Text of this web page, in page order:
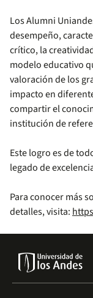
Los Alumni
desempeño,
crítico, la
modelo educativo
valoración de los
impacto en
compartir el
institución de
Este logro es de
legado de
Para conocer más
detalles, visita: